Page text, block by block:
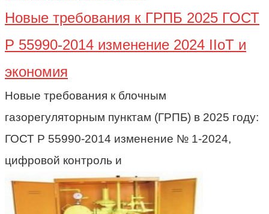
Новые требования к ГРПБ 2025 ГОСТ
Р 55990-2014 изменение 2024 IIoT и
экономия
Новые требования к блочным
газорегуляторным пунктам (ГРПБ) в 2025 году:
ГОСТ Р 55990-2014 изменение № 1-2024,
цифровой контроль и